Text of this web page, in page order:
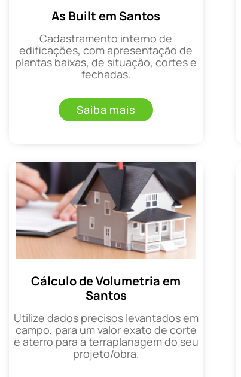
As Built em Santos
Cadastramento interno de
edificações, com apresentação de
plantas baixas, de situação, cortes e
fechadas.
Saiba mais
Cálculo de Volumetria em
Santos
Utilize dados precisos levantados em
campo, para um valor exato de corte
e aterro para a terraplanagem do seu
projeto/obra.